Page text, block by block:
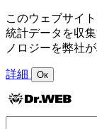
このウェブサイ
統計データを収
ノロジーを弊社
詳細 Ок